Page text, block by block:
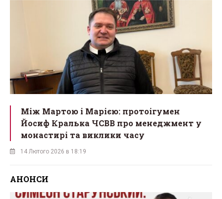
Між Мартою і Марією: протоігумен
Йосиф Кралька ЧСВВ про менеджмент у
монастирі та виклики часу
14 Лютого 2026 в 18:19
АНОНСИ